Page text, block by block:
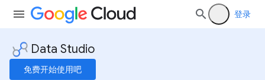
登录
Data Studio
免费开始使用吧